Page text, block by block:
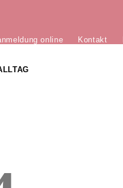
online Kontakt